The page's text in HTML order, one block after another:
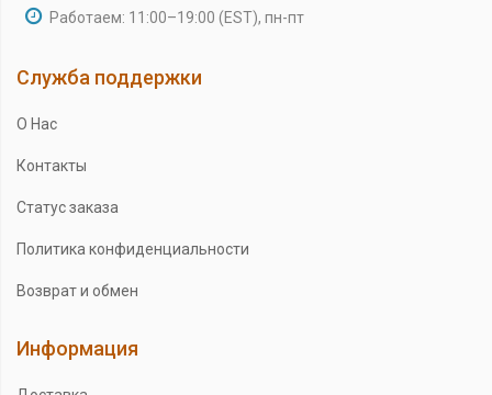
Работаем: 11:00–19:00 (EST), пн-пт
Служба поддержки
О Нас
Контакты
Статус заказа
Политика конфиденциальности
Возврат и обмен
Информация